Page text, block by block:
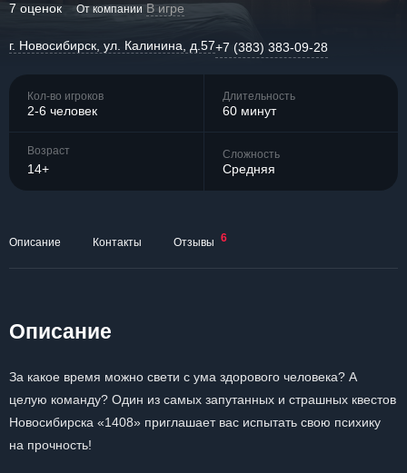
7 оценок От компании В игре
г. Новосибирск, ул. Калинина, д.57+7 (383) 383-09-28
Кол-во игроков
2-6 человек
Длительность
60 минут
Возраст
14+
Сложность
Средняя
Описание Контакты Отзывы 6
Описание
За какое время можно свети с ума здорового человека? А
целую команду? Один из самых запутанных и страшных квестов
Новосибирска «1408» приглашает вас испытать свою психику
на прочность!